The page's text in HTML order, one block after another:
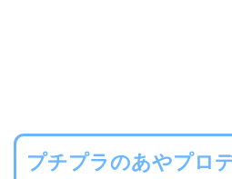
プチプラのあやプロ